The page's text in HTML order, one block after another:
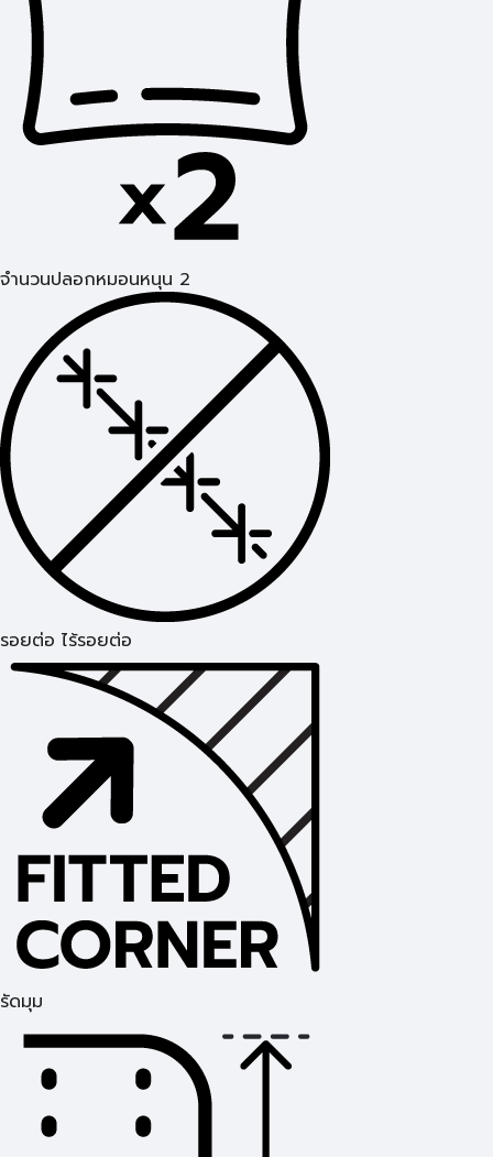
จำนวนปลอกหมอนหนุน 2
รอยต่อ ไร้รอยต่อ
รัดมุม